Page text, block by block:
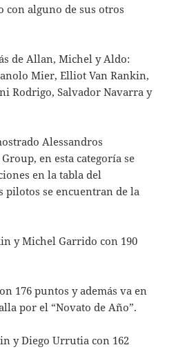
con alguno de sus otros
de Allan, Michel y Aldo:
Mier, Elliot Van Rankin,
Rodrigo, Salvador Navarra y
Alessandros
en esta categoría se
en la tabla del
pilotos se encuentran de la
y Michel Garrido con 190
176 puntos y además va en
por el “Novato de Año”.
y Diego Urrutia con 162